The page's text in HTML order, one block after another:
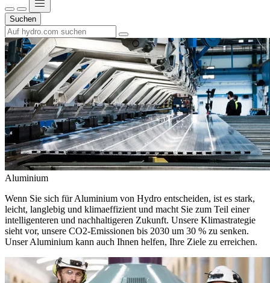
Suchen
Aluminium
Wenn Sie sich für Aluminium von Hydro entscheiden, ist es stark,
leicht, langlebig und klimaeffizient und macht Sie zum Teil einer
intelligenteren und nachhaltigeren Zukunft. Unsere Klimastrategie
sieht vor, unsere CO2-Emissionen bis 2030 um 30 % zu senken.
Unser Aluminium kann auch Ihnen helfen, Ihre Ziele zu erreichen.